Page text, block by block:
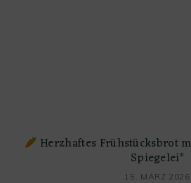
Herzhaftes Frühstücksbrot
Spiegelei*
15. MÄRZ 2026